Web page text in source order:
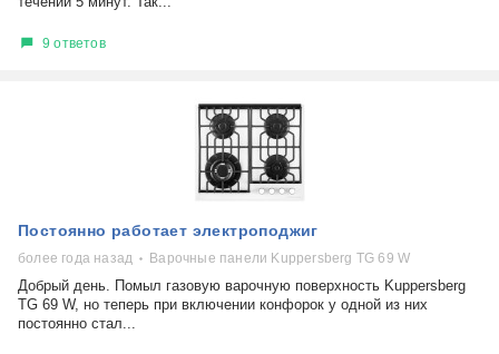
9 ответов
Постоянно работает электроподжиг
более года назад Варочные панели Kuppersberg TG 69 W
Добрый день. Помыл газовую варочную поверхность Kuppersberg
TG 69 W, но теперь при включении конфорок у одной из них
постоянно стал...